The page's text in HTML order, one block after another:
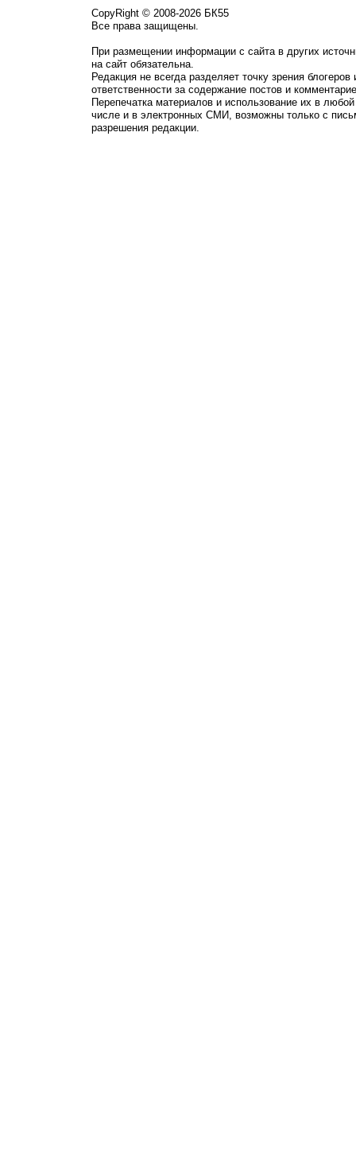
CopyRight © 2008-2026 БК55
Все права защищены.
При размещении информации с сайта в других
на сайт обязательна.
Редакция не всегда разделяет точку зрения блогеров
ответственности за содержание постов и
Перепечатка материалов и использование их в
числе и в электронных СМИ, возможны только с
разрешения редакции.